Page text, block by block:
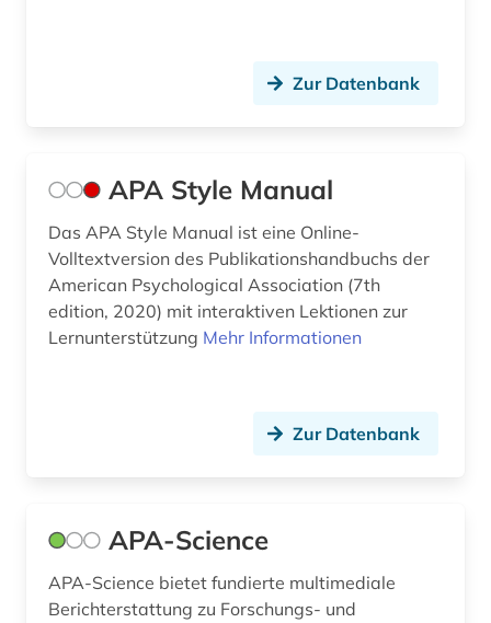
forschung / außeruniversitäre forschung (1)
forschungsdaten (1)
forschungseinrichtung (4)
forschungsergebnis (1)
forschungsförderung (6)
forschungsprojekt (4)
frankfurt (1)
Zur Datenbank
APA Style Manual
Das APA Style Manual ist eine Online-
Volltextversion des Publikationshandbuchs der
American Psychological Association (7th
edition, 2020) mit interaktiven Lektionen zur
Lernunterstützung Mehr Informationen
Zur Datenbank
APA-Science
APA-Science bietet fundierte multimediale
Berichterstattung zu Forschungs- und